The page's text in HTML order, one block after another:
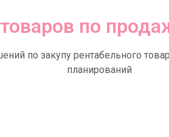
по
по закупу рентабельного
планирований